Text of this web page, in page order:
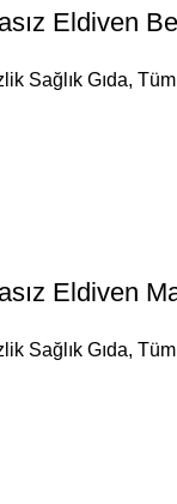
Eldiven
Sağlık Gıda,
Eldiven
Sağlık Gıda,